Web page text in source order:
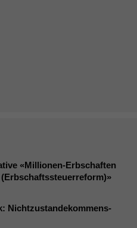
«Millionen-Erbschaften
(Erbschaftssteuerreform)»
Nichtzustandekommens-